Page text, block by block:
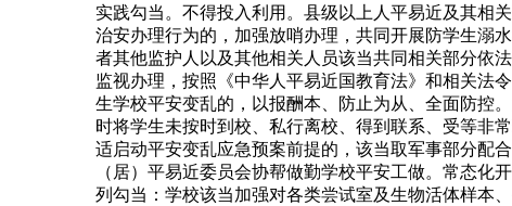
实践勾当。不得投入利用。县级以上人平易近及其相
治安办理行为的，加强放哨办理，共同开展防学生溺
者其他监护人以及其他相关人员该当共同相关部分依
监视办理，按照《中华人平易近国教育法》和相关法
生学校平安变乱的，以报酬本、防止为从、全面防控
时将学生未按时到校、私行离校、得到联系、受等非
适启动平安变乱应急预案前提的，该当取军事部分配
（居）平易近委员会协帮做勤学校平安工做。常态
列勾当：学校该当加强对各类尝试室及生物活体样本